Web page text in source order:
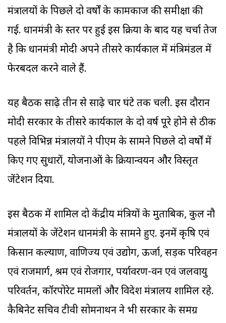
मंत्रालयों के पिछले दो वर्षों के कामकाज की समीक्षा की
गई. प्रधानमंत्री के स्तर पर हुई इस प्रक्रिया के बाद यह चर्चा तेज
है कि प्रधानमंत्री मोदी अपने तीसरे कार्यकाल में मंत्रिमंडल में
फेरबदल करने वाले हैं.
यह बैठक साढ़े तीन से साढ़े चार घंटे तक चली. इस दौरान
मोदी सरकार के तीसरे कार्यकाल के दो वर्ष पूरे होने से ठीक
पहले विभिन्न मंत्रालयों ने पीएम के सामने पिछले दो वर्षों में
किए गए सुधारों, योजनाओं के क्रियान्वयन और विस्तृत
प्रजेंटेशन दिया.
इस बैठक में शामिल दो केंद्रीय मंत्रियों के मुताबिक, कुल नौ
मंत्रालयों के प्रजेंटेशन प्रधानमंत्री के सामने हुए. इनमें कृषि एवं
किसान कल्याण, वाणिज्य एवं उद्योग, ऊर्जा, सड़क परिवहन
एवं राजमार्ग, श्रम एवं रोजगार, पर्यावरण-वन एवं जलवायु
परिवर्तन, कॉरपोरेट मामलों और विदेश मंत्रालय शामिल रहे.
कैबिनेट सचिव टीवी सोमनाथन ने भी सरकार के समग्र